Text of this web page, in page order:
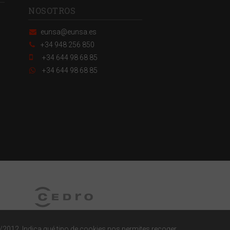
NOSOTROS
eunsa@eunsa.es
+34 948 256 850
+34 644 98 68 85
+34 644 98 68 85